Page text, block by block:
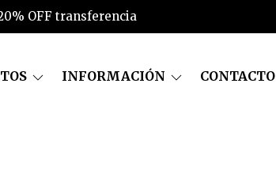
OFF transferencia
INFORMACIÓN CONTACTO